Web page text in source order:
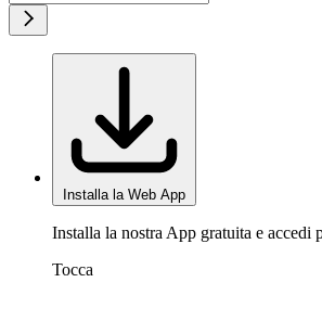
Installa la Web App
Installa la nostra App gratuita e accedi
Tocca